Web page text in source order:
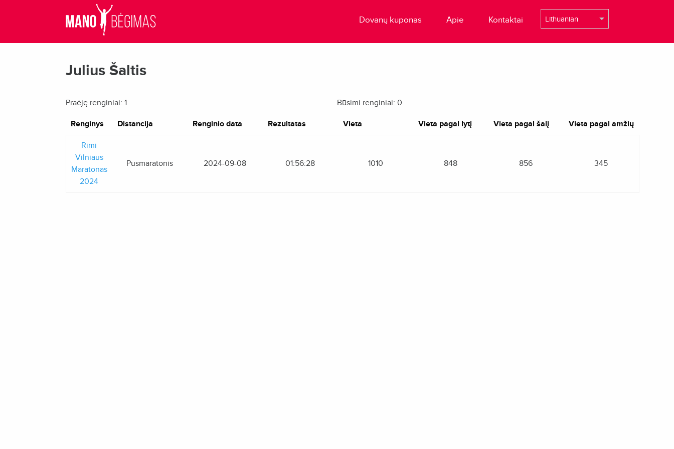
Dovanų kuponas Apie Kontaktai
Julius Šaltis
Praėję renginiai: 1 Būsimi renginiai: 0
Renginys Distancija Renginio data Rezultatas Vieta Vieta pagal lytį Vieta pagal šalį Vieta pagal amžių
Rimi
Vilniaus
Maratonas
2024
Pusmaratonis 2024-09-08 01:56:28 1010 848 856 345